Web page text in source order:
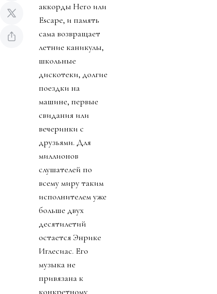
аккорды Hero или
Escape, и память
сама возвращает
летние каникулы,
школьные
дискотеки, долгие
поездки на
машине, первые
свидания или
вечеринки с
друзьями. Для
миллионов
слушателей по
всему миру таким
исполнителем уже
больше двух
десятилетий
остается Энрике
Иглесиас. Его
музыка не
привязана к
конкретному